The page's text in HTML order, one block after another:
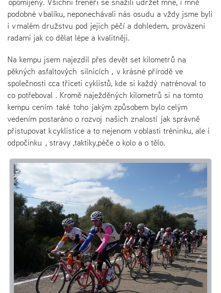
podobné v balíku, neponechávali nás osudu a vždy jsme byli
i v malém družstvu pod jejich péčí a dohledem, provázeni
radami jak co dělat lépe a kvalitněji.
Na kempu jsem najezdil přes devět set kilometrů na
pěkných asfaltových silnicích , v krásné přírodě ve
společnosti cca třiceti cyklistů, kde si každý natrénoval to
co potřeboval . Kromě naježděných kilometrů si na tomto
kempu cením také toho jakým způsobem bylo celým
vedením postaráno o rozvoj našich znalostí jak správně
přistupovat k cyklistice a to nejenom v oblasti tréninku, ale i
odpočinku , stravy ,taktiky,péče o kolo a o tělo.